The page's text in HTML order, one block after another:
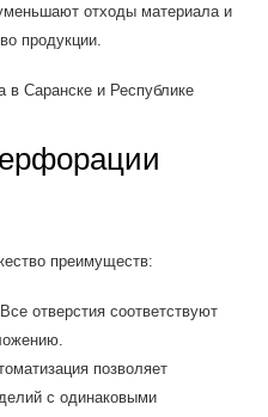
отходы материала и
продукции.
преимуществ:
Все отверстия соответствуют
позволяет
с одинаковыми